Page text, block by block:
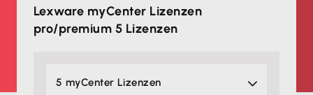
Lexware myCenter Lizenzen
pro/premium 5 Lizenzen
5 myCenter Lizenzen